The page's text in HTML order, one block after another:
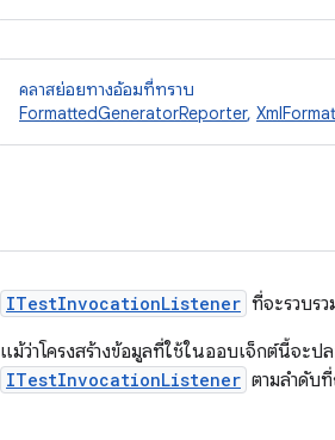
คลาสย่อยทางอ้อมที่ทราบ
FormattedGeneratorReporter,
ITestInvocationListener ที่จะรวบร
แม้ว่าโครงสร้างข้อมูลที่ใช้ในออบเจ็กต์นี้จะ
ITestInvocationListener ตามลำดับ